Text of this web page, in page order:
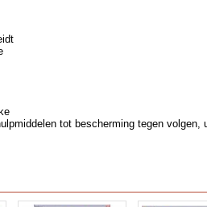
tot bescherming tegen volgen,